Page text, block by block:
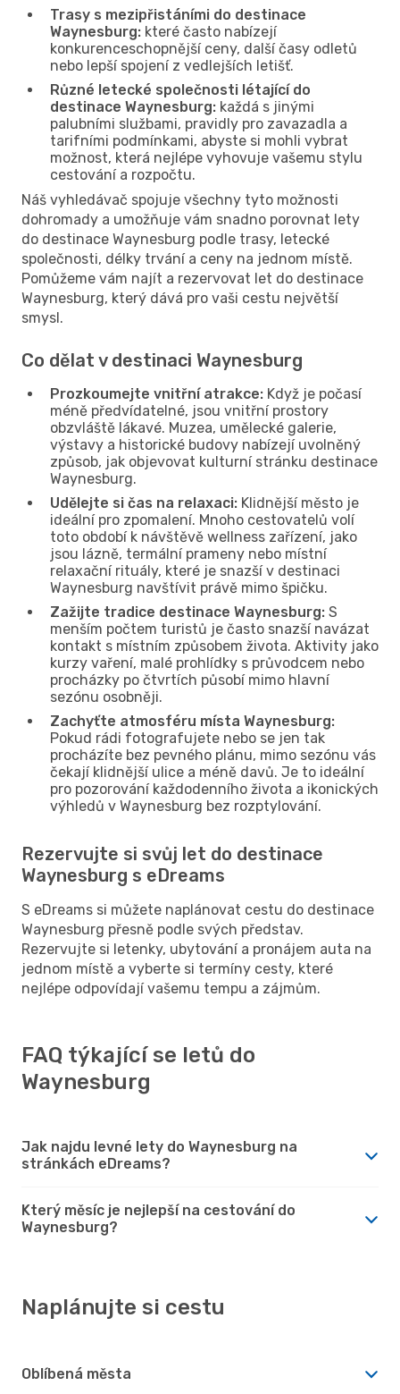
Trasy s mezipřistáními do destinace
Waynesburg: které často nabízejí
konkurenceschopnější ceny, další časy odletů
nebo lepší spojení z vedlejších letišť.
Různé letecké společnosti létající do
destinace Waynesburg: každá s jinými
palubními službami, pravidly pro zavazadla a
tarifními podmínkami, abyste si mohli vybrat
možnost, která nejlépe vyhovuje vašemu stylu
cestování a rozpočtu.
Náš vyhledávač spojuje všechny tyto možnosti
dohromady a umožňuje vám snadno porovnat lety
do destinace Waynesburg podle trasy, letecké
společnosti, délky trvání a ceny na jednom místě.
Pomůžeme vám najít a rezervovat let do destinace
Waynesburg, který dává pro vaši cestu největší
smysl.
Co dělat v destinaci Waynesburg
Prozkoumejte vnitřní atrakce: Když je počasí
méně předvídatelné, jsou vnitřní prostory
obzvláště lákavé. Muzea, umělecké galerie,
výstavy a historické budovy nabízejí uvolněný
způsob, jak objevovat kulturní stránku destinace
Waynesburg.
Udělejte si čas na relaxaci: Klidnější město je
ideální pro zpomalení. Mnoho cestovatelů volí
toto období k návštěvě wellness zařízení, jako
jsou lázně, termální prameny nebo místní
relaxační rituály, které je snazší v destinaci
Waynesburg navštívit právě mimo špičku.
Zažijte tradice destinace Waynesburg: S
menším počtem turistů je často snazší navázat
kontakt s místním způsobem života. Aktivity jako
kurzy vaření, malé prohlídky s průvodcem nebo
procházky po čtvrtích působí mimo hlavní
sezónu osobněji.
Zachyťte atmosféru místa Waynesburg:
Pokud rádi fotografujete nebo se jen tak
procházíte bez pevného plánu, mimo sezónu vás
čekají klidnější ulice a méně davů. Je to ideální
pro pozorování každodenního života a ikonických
výhledů v Waynesburg bez rozptylování.
Rezervujte si svůj let do destinace
Waynesburg s eDreams
S eDreams si můžete naplánovat cestu do destinace
Waynesburg přesně podle svých představ.
Rezervujte si letenky, ubytování a pronájem auta na
jednom místě a vyberte si termíny cesty, které
nejlépe odpovídají vašemu tempu a zájmům.
FAQ týkající se letů do
Waynesburg
Jak najdu levné lety do Waynesburg na
stránkách eDreams?
Který měsíc je nejlepší na cestování do
Waynesburg?
Naplánujte si cestu
Oblíbená města